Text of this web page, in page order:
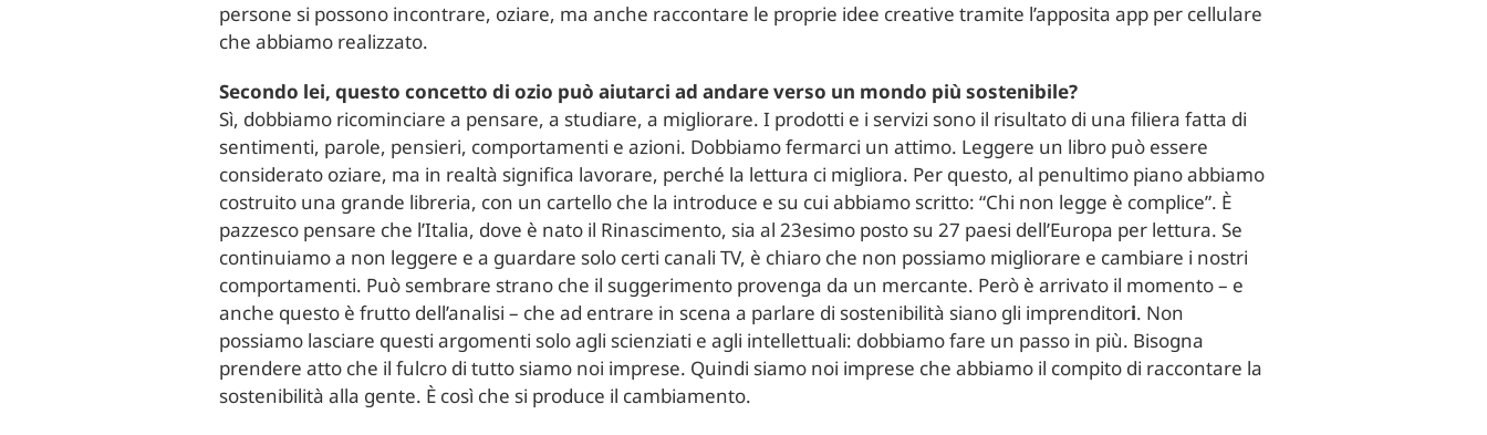
persone si possono incontrare, oziare, ma anche raccontare le proprie idee creative tramite l’apposita app per cellulare
che abbiamo realizzato.
Secondo lei, questo concetto di ozio può aiutarci ad andare verso un mondo più sostenibile?
Sì, dobbiamo ricominciare a pensare, a studiare, a migliorare. I prodotti e i servizi sono il risultato di una filiera fatta di
sentimenti, parole, pensieri, comportamenti e azioni. Dobbiamo fermarci un attimo. Leggere un libro può essere
considerato oziare, ma in realtà significa lavorare, perché la lettura ci migliora. Per questo, al penultimo piano abbiamo
costruito una grande libreria, con un cartello che la introduce e su cui abbiamo scritto: “Chi non legge è complice”. È
pazzesco pensare che l’Italia, dove è nato il Rinascimento, sia al 23esimo posto su 27 paesi dell’Europa per lettura. Se
continuiamo a non leggere e a guardare solo certi canali TV, è chiaro che non possiamo migliorare e cambiare i nostri
comportamenti. Può sembrare strano che il suggerimento provenga da un mercante. Però è arrivato il momento – e
anche questo è frutto dell’analisi – che ad entrare in scena a parlare di sostenibilità siano gli imprenditori. Non
possiamo lasciare questi argomenti solo agli scienziati e agli intellettuali: dobbiamo fare un passo in più. Bisogna
prendere atto che il fulcro di tutto siamo noi imprese. Quindi siamo noi imprese che abbiamo il compito di raccontare la
sostenibilità alla gente. È così che si produce il cambiamento.